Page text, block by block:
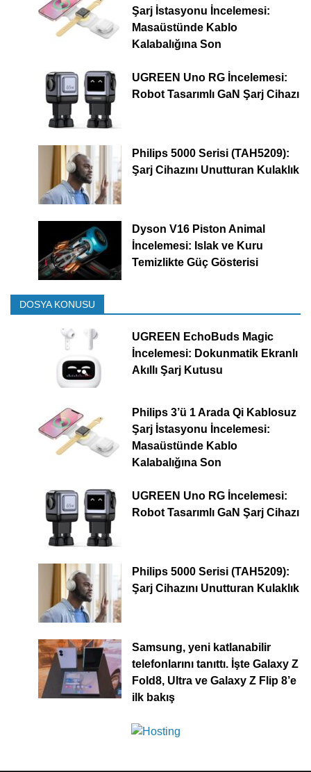
Şarj İstasyonu İncelemesi:
Masaüstünde Kablo
Kalabalığına Son
UGREEN Uno RG İncelemesi:
Robot Tasarımlı GaN Şarj Cihazı
Philips 5000 Serisi (TAH5209):
Şarj Cihazını Unutturan Kulaklık
Dyson V16 Piston Animal
İncelemesi: Islak ve Kuru
Temizlikte Güç Gösterisi
DOSYA KONUSU
UGREEN EchoBuds Magic
İncelemesi: Dokunmatik Ekranlı
Akıllı Şarj Kutusu
Philips 3’ü 1 Arada Qi Kablosuz
Şarj İstasyonu İncelemesi:
Masaüstünde Kablo
Kalabalığına Son
UGREEN Uno RG İncelemesi:
Robot Tasarımlı GaN Şarj Cihazı
Philips 5000 Serisi (TAH5209):
Şarj Cihazını Unutturan Kulaklık
Samsung, yeni katlanabilir
telefonlarını tanıttı. İşte Galaxy Z
Fold8, Ultra ve Galaxy Z Flip 8’e
ilk bakış